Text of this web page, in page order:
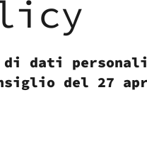
dati personali
del 27